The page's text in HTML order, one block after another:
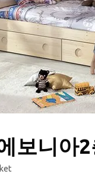
보니아